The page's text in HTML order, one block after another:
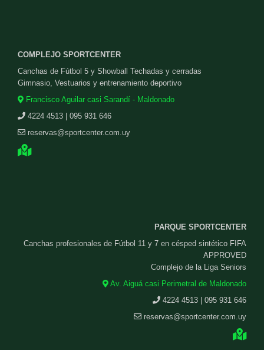
COMPLEJO SPORTCENTER
Canchas de Fútbol 5 y Showball Techadas y cerradas
Gimnasio, Vestuarios y entrenamiento deportivo
Francisco Aguilar casi Sarandí - Maldonado
4224 4513 | 095 931 646
reservas@sportcenter.com.uy
PARQUE SPORTCENTER
Canchas profesionales de Fútbol 11 y 7 en césped sintético FIFA
APPROVED
Complejo de la Liga Seniors
Av. Aiguá casi Perimetral de Maldonado
4224 4513 | 095 931 646
reservas@sportcenter.com.uy